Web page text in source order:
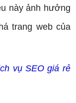
này ảnh hưởng
trang web của
vụ SEO giá rẻ